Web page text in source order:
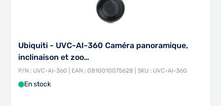
Ubiquiti - UVC-AI-360 Caméra panoramique,
inclinaison et zoo…
P/N : UVC-AI-360 | EAN : 0810010075628 | SKU : UVC-AI-360
En stock